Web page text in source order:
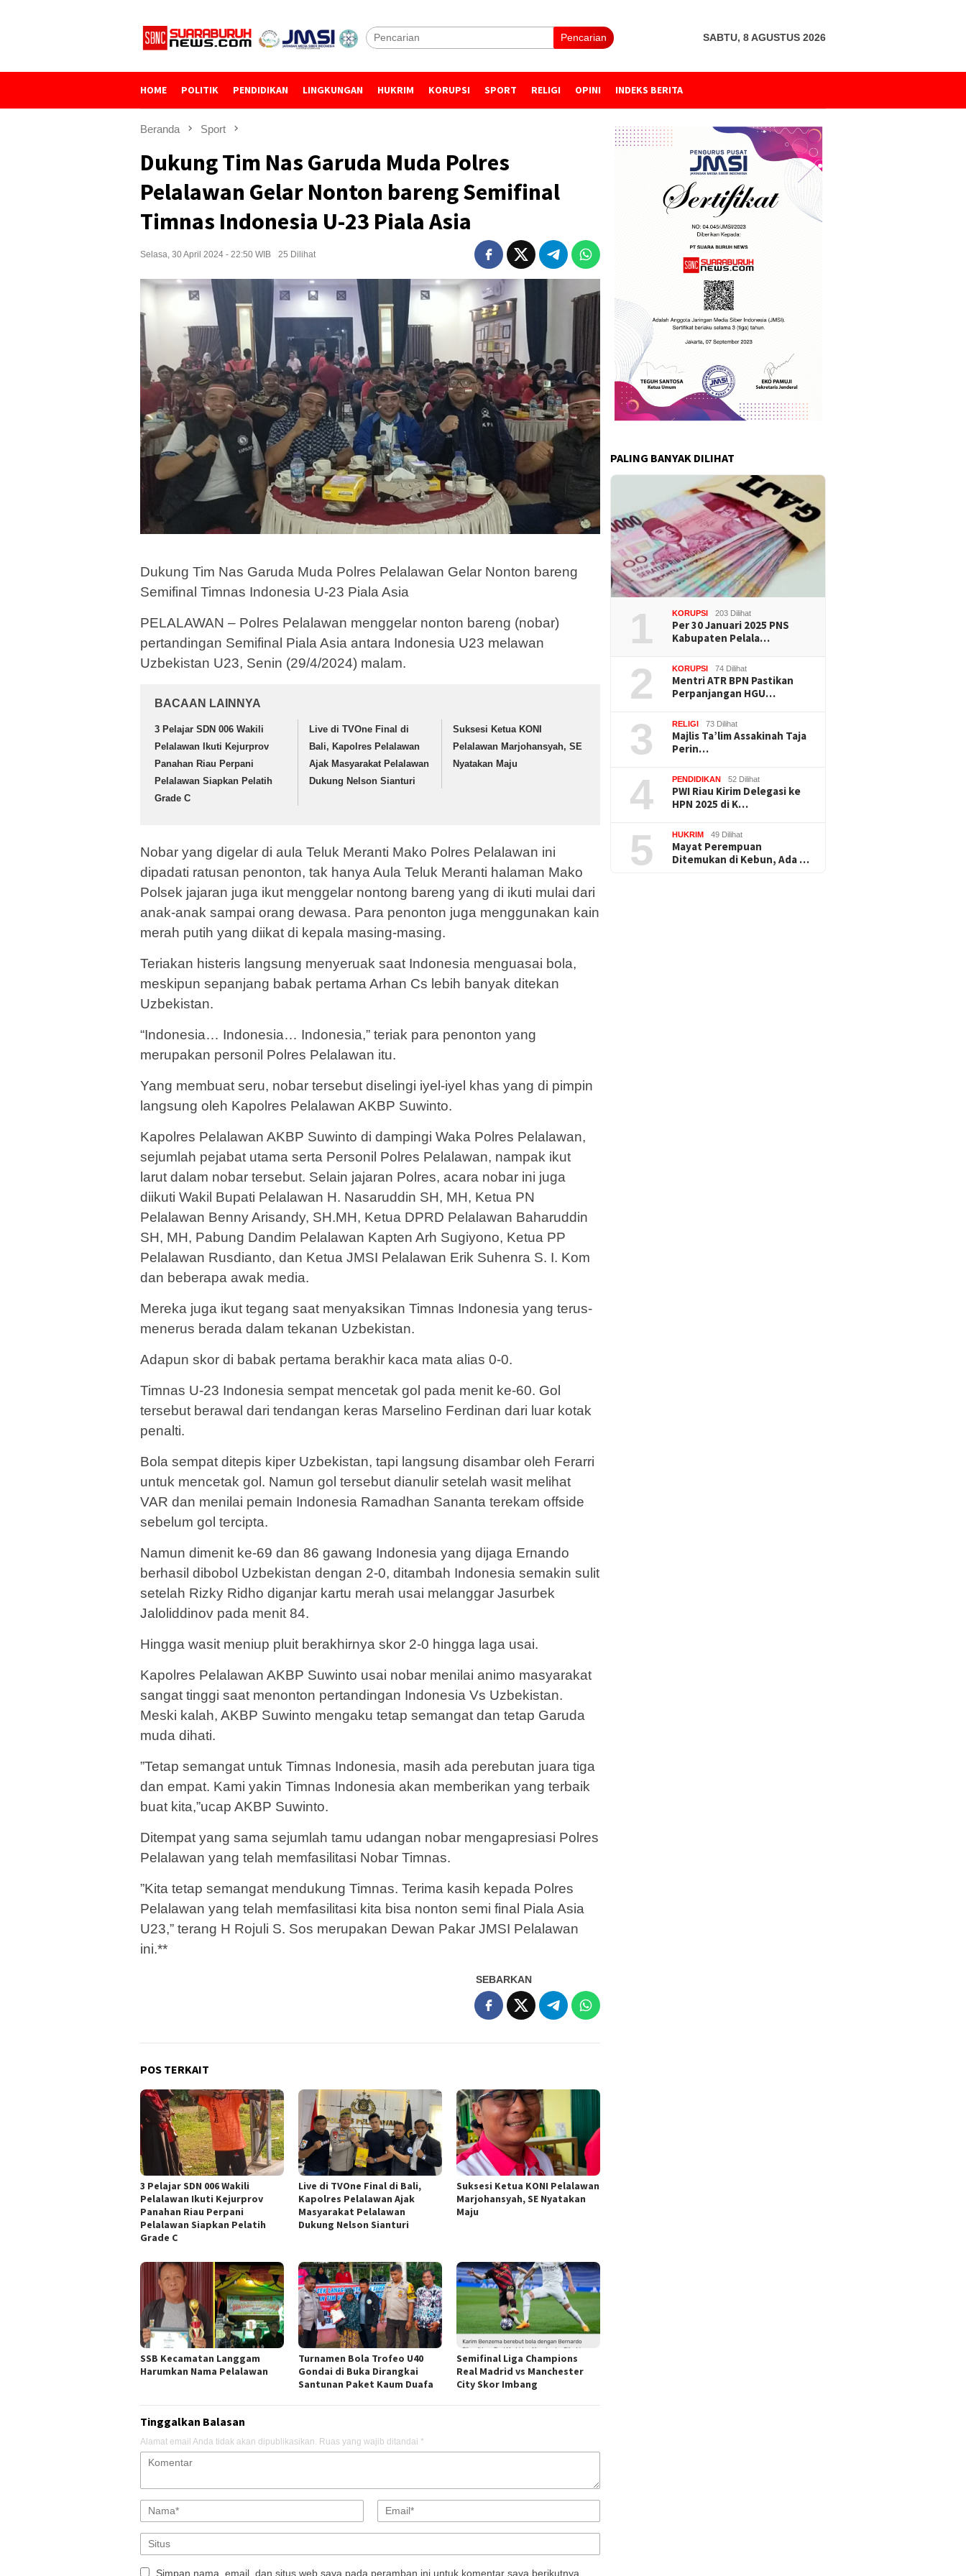
Pencarian SABTU, 8 AGUSTUS 2026
HOME POLITIK PENDIDIKAN LINGKUNGAN HUKRIM KORUPSI SPORT RELIGI OPINI INDEKS BERITA
Beranda Sport
Dukung Tim Nas Garuda Muda Polres
Pelalawan Gelar Nonton bareng Semifinal
Timnas Indonesia U-23 Piala Asia
Selasa, 30 April 2024 - 22:50 WIB 25 Dilihat
Dukung Tim Nas Garuda Muda Polres Pelalawan Gelar Nonton bareng
Semifinal Timnas Indonesia U-23 Piala Asia
PELALAWAN – Polres Pelalawan menggelar nonton bareng (nobar)
pertandingan Semifinal Piala Asia antara Indonesia U23 melawan
Uzbekistan U23, Senin (29/4/2024) malam.
BACAAN LAINNYA
3 Pelajar SDN 006 Wakili
Pelalawan Ikuti Kejurprov
Panahan Riau Perpani
Pelalawan Siapkan Pelatih
Grade C
Live di TVOne Final di
Bali, Kapolres Pelalawan
Ajak Masyarakat Pelalawan
Dukung Nelson Sianturi
Suksesi Ketua KONI
Pelalawan Marjohansyah, SE
Nyatakan Maju
Nobar yang digelar di aula Teluk Meranti Mako Polres Pelalawan ini
dipadati ratusan penonton, tak hanya Aula Teluk Meranti halaman Mako
Polsek jajaran juga ikut menggelar nontong bareng yang di ikuti mulai dari
anak-anak sampai orang dewasa. Para penonton juga menggunakan kain
merah putih yang diikat di kepala masing-masing.
Teriakan histeris langsung menyeruak saat Indonesia menguasai bola,
meskipun sepanjang babak pertama Arhan Cs lebih banyak ditekan
Uzbekistan.
“Indonesia… Indonesia… Indonesia,” teriak para penonton yang
merupakan personil Polres Pelalawan itu.
Yang membuat seru, nobar tersebut diselingi iyel-iyel khas yang di pimpin
langsung oleh Kapolres Pelalawan AKBP Suwinto.
Kapolres Pelalawan AKBP Suwinto di dampingi Waka Polres Pelalawan,
sejumlah pejabat utama serta Personil Polres Pelalawan, nampak ikut
larut dalam nobar tersebut. Selain jajaran Polres, acara nobar ini juga
diikuti Wakil Bupati Pelalawan H. Nasaruddin SH, MH, Ketua PN
Pelalawan Benny Arisandy, SH.MH, Ketua DPRD Pelalawan Baharuddin
SH, MH, Pabung Dandim Pelalawan Kapten Arh Sugiyono, Ketua PP
Pelalawan Rusdianto, dan Ketua JMSI Pelalawan Erik Suhenra S. I. Kom
dan beberapa awak media.
Mereka juga ikut tegang saat menyaksikan Timnas Indonesia yang terus-
menerus berada dalam tekanan Uzbekistan.
Adapun skor di babak pertama berakhir kaca mata alias 0-0.
Timnas U-23 Indonesia sempat mencetak gol pada menit ke-60. Gol
tersebut berawal dari tendangan keras Marselino Ferdinan dari luar kotak
penalti.
Bola sempat ditepis kiper Uzbekistan, tapi langsung disambar oleh Ferarri
untuk mencetak gol. Namun gol tersebut dianulir setelah wasit melihat
VAR dan menilai pemain Indonesia Ramadhan Sananta terekam offside
sebelum gol tercipta.
Namun dimenit ke-69 dan 86 gawang Indonesia yang dijaga Ernando
berhasil dibobol Uzbekistan dengan 2-0, ditambah Indonesia semakin sulit
setelah Rizky Ridho diganjar kartu merah usai melanggar Jasurbek
Jaloliddinov pada menit 84.
Hingga wasit meniup pluit berakhirnya skor 2-0 hingga laga usai.
Kapolres Pelalawan AKBP Suwinto usai nobar menilai animo masyarakat
sangat tinggi saat menonton pertandingan Indonesia Vs Uzbekistan.
Meski kalah, AKBP Suwinto mengaku tetap semangat dan tetap Garuda
muda dihati.
”Tetap semangat untuk Timnas Indonesia, masih ada perebutan juara tiga
dan empat. Kami yakin Timnas Indonesia akan memberikan yang terbaik
buat kita,”ucap AKBP Suwinto.
Ditempat yang sama sejumlah tamu udangan nobar mengapresiasi Polres
Pelalawan yang telah memfasilitasi Nobar Timnas.
”Kita tetap semangat mendukung Timnas. Terima kasih kepada Polres
Pelalawan yang telah memfasilitasi kita bisa nonton semi final Piala Asia
U23,” terang H Rojuli S. Sos merupakan Dewan Pakar JMSI Pelalawan
ini.**
SEBARKAN
POS TERKAIT
3 Pelajar SDN 006 Wakili
Pelalawan Ikuti Kejurprov
Panahan Riau Perpani
Pelalawan Siapkan Pelatih
Grade C
Live di TVOne Final di Bali,
Kapolres Pelalawan Ajak
Masyarakat Pelalawan
Dukung Nelson Sianturi
Suksesi Ketua KONI Pelalawan
Marjohansyah, SE Nyatakan
Maju
SSB Kecamatan Langgam
Harumkan Nama Pelalawan
Turnamen Bola Trofeo U40
Gondai di Buka Dirangkai
Santunan Paket Kaum Duafa
Semifinal Liga Champions
Real Madrid vs Manchester
City Skor Imbang
Tinggalkan Balasan
Alamat email Anda tidak akan dipublikasikan. Ruas yang wajib ditandai *
Simpan nama, email, dan situs web saya pada peramban ini untuk komentar saya berikutnya.
PALING BANYAK DILIHAT
1 KORUPSI 203 Dilihat
Per 30 Januari 2025 PNS
Kabupaten Pelala…
2 KORUPSI 74 Dilihat
Mentri ATR BPN Pastikan
Perpanjangan HGU…
3 RELIGI 73 Dilihat
Majlis Ta’lim Assakinah Taja
Perin…
4 PENDIDIKAN 52 Dilihat
PWI Riau Kirim Delegasi ke
HPN 2025 di K…
5 HUKRIM 49 Dilihat
Mayat Perempuan
Ditemukan di Kebun, Ada …